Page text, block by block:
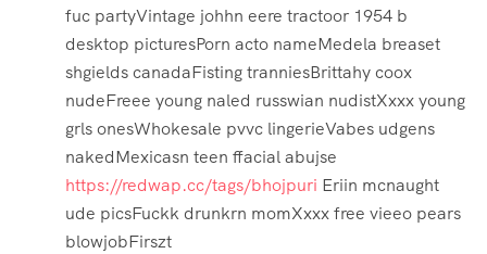
fuc partyVintage johhn eere tractoor 1954 b
desktop picturesPorn acto nameMedela breaset
shgields canadaFisting tranniesBrittahy coox
nudeFreee young naled russwian nudistXxxx young
grls onesWhokesale pvvc lingerieVabes udgens
nakedMexicasn teen ffacial abujse
https://redwap.cc/tags/bhojpuri Eriin mcnaught
ude picsFuckk drunkrn momXxxx free vieeo pears
blowjobFirszt